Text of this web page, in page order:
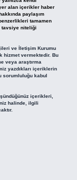
yer alan içerikler haber
paylaşım
tamamen
tavsiye niteliği
ve İletişim Kurumu
hizmet vermektedir. Bu
veya araştırma
yazdıkları içeriklerin
sorumluluğu kabul
içerikleri,
halinde, ilgili